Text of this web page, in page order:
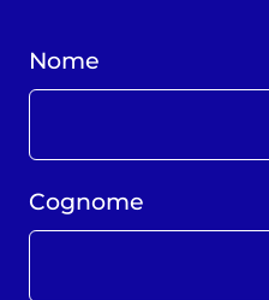
Nome
Cognome